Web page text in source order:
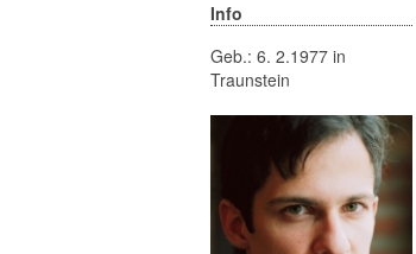
Info
Geb.: 6. 2.1977 in
Traunstein